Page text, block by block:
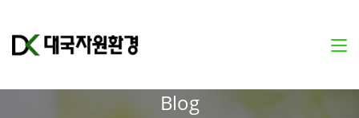
Blog